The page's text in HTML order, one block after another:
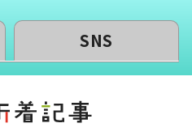
SNS